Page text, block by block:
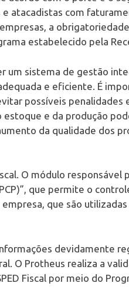
atacadistas com
a
estabelecido pela
um sistema de gestão
e eficiente. É
possíveis penalidades
e da produção
da qualidade dos
O módulo responsável
que permite o
que são
devidamente
O Protheus realiza a
Fiscal por meio do